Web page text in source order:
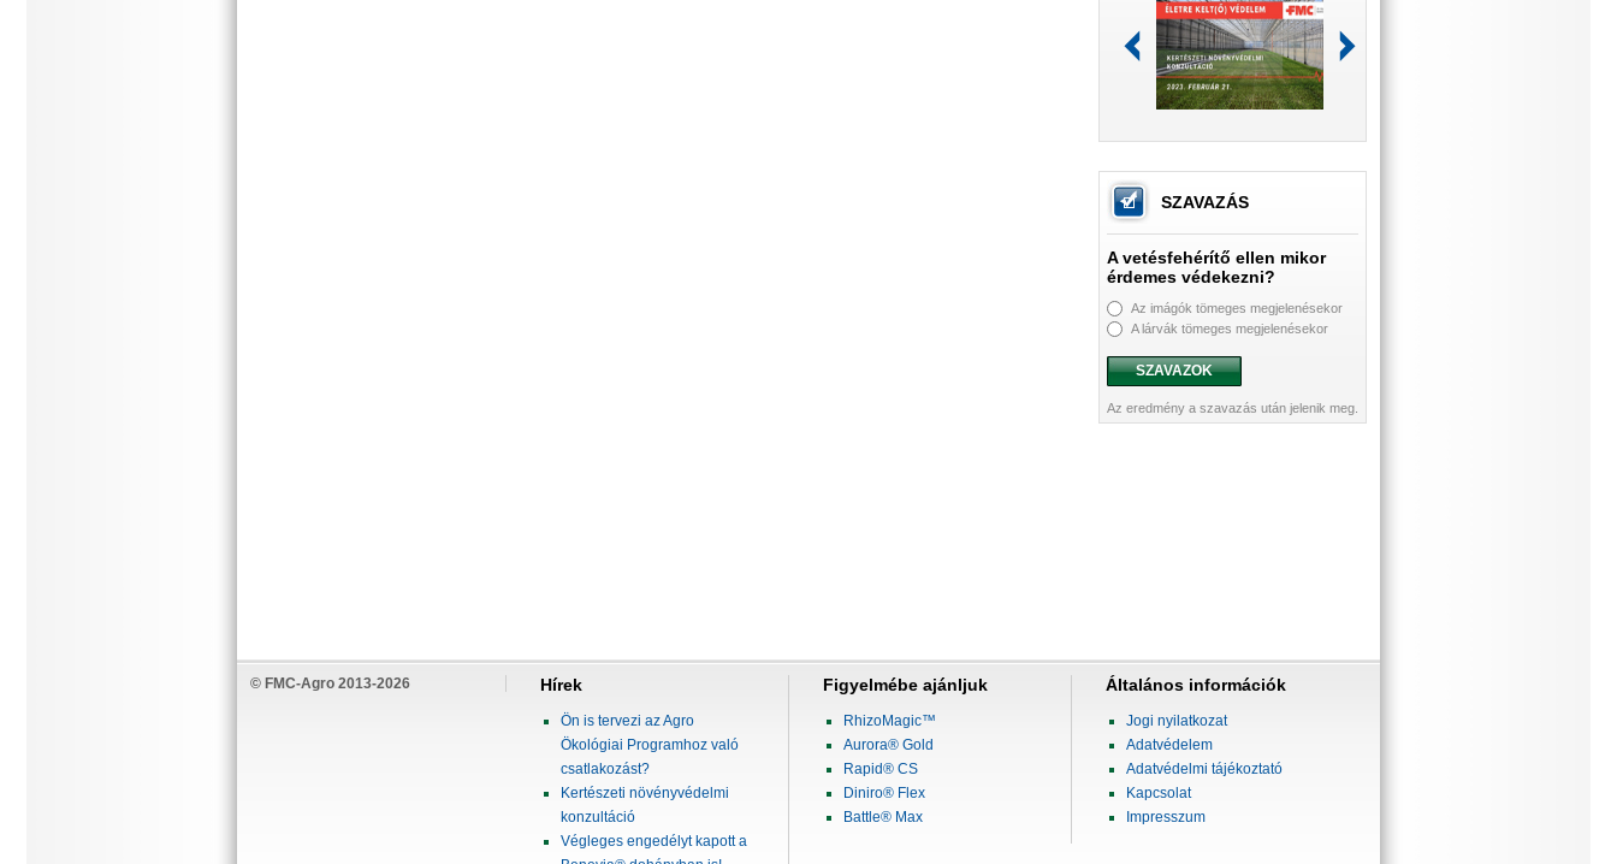
SZAVAZÁS
A vetésfehérítő ellen mikor
érdemes védekezni?
Az imágók tömeges megjelenésekor
A lárvák tömeges megjelenésekor
SZAVAZOK
Az eredmény a szavazás után jelenik meg.
© FMC-Agro 2013-2026 Hírek
Ön is tervezi az Agro
Ökológiai Programhoz való
csatlakozást?
Kertészeti növényvédelmi
konzultáció
Végleges engedélyt kapott a
Figyelmébe ajánljuk
RhizoMagic™
Aurora® Gold
Rapid® CS
Diniro® Flex
Battle® Max
Általános információk
Jogi nyilatkozat
Adatvédelem
Adatvédelmi tájékoztató
Kapcsolat
Impresszum